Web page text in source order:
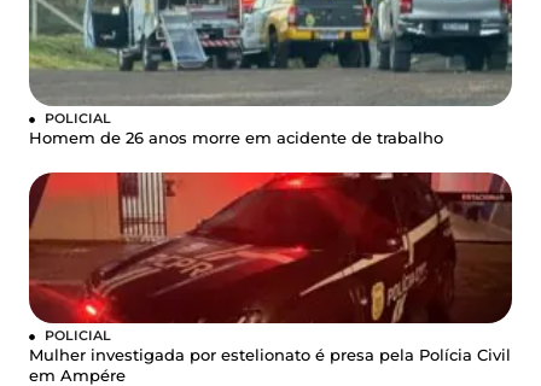
POLICIAL
Homem de 26 anos morre em acidente de trabalho
POLICIAL
Mulher investigada por estelionato é presa pela Polícia Civil
em Ampére